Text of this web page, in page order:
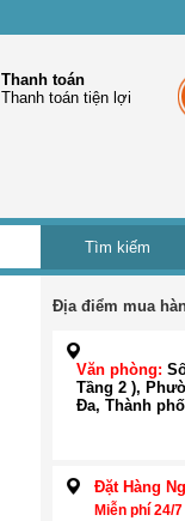
Thanh toán
Thanh toán tiện lợi
Địa điểm mua
Văn phòng:
Tầng 2 ),
Đa, Thành
Đặt Hàng
Miễn phí 24/7